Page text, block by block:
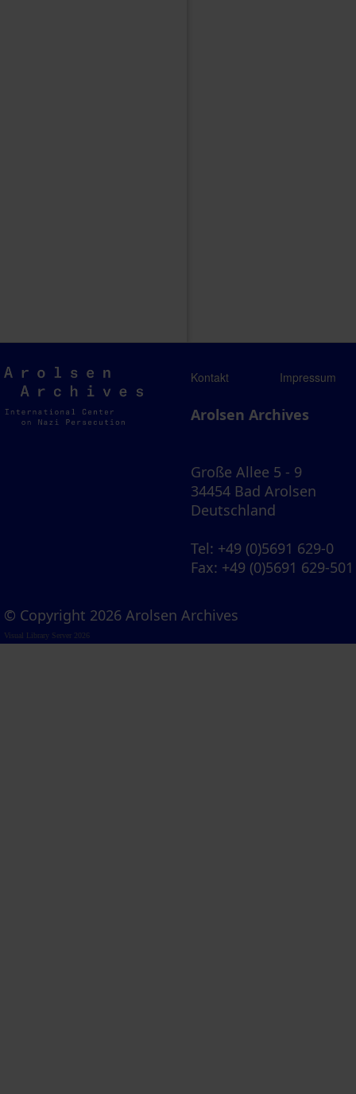
Arolsen
Archives
Kontakt Impressum
Arolsen Archives
Große Allee 5 - 9
34454 Bad Arolsen
Deutschland
Tel: +49 (0)5691 629-0
Fax: +49 (0)5691 629-501
© Copyright 2026 Arolsen Archives
Visual Library Server 2026